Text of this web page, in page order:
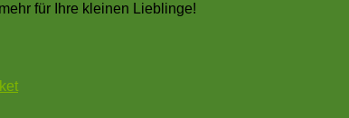
für Ihre kleinen Lieblinge!